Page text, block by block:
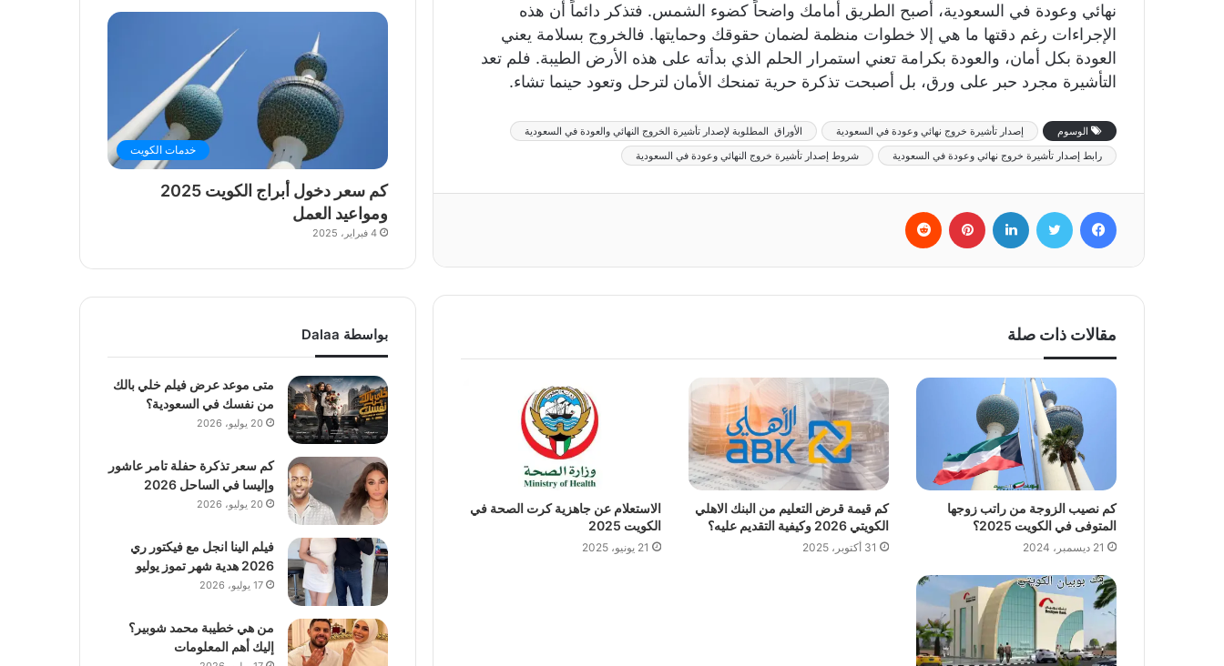
نهائي وعودة في السعودية، أصبح الطريق أمامك واضحاً كضوء الشمس. فتذكر دائماً أن هذه
الإجراءات رغم دقتها ما هي إلا خطوات منظمة لضمان حقوقك وحمايتها. فالخروج بسلامة يعني
العودة بكل أمان، والعودة بكرامة تعني استمرار الحلم الذي بدأته على هذه الأرض الطيبة. فلم تعد
التأشيرة مجرد حبر على ورق، بل أصبحت تذكرة حرية تمنحك الأمان لترحل وتعود حينما تشاء.
الوسوم إصدار تأشيرة خروج نهائي وعودة في السعودية
الأوراق المطلوبة لإصدار تأشيرة الخروج النهائي والعودة في السعودية
رابط إصدار تأشيرة خروج نهائي وعودة في السعودية
شروط إصدار تأشيرة خروج النهائي وعودة في السعودية
مقالات ذات صلة
كم نصيب الزوجة من راتب زوجها
المتوفى في الكويت 2025؟
21 ديسمبر، 2024
كم قيمة قرض التعليم من البنك الاهلي
الكويتي 2026 وكيفية التقديم عليه؟
31 أكتوبر، 2025
الاستعلام عن جاهزية كرت الصحة في
الكويت 2025
21 يونيو، 2025
خدمات الكويت
كم سعر دخول أبراج الكويت 2025
ومواعيد العمل
4 فبراير، 2025
بواسطة Dalaa
متى موعد عرض فيلم خلي بالك
من نفسك في السعودية؟
20 يوليو، 2026
كم سعر تذكرة حفلة تامر عاشور
وإليسا في الساحل 2026
20 يوليو، 2026
فيلم الينا انجل مع فيكتور ري
2026 هدية شهر تموز يوليو
17 يوليو، 2026
من هي خطيبة محمد شوبير؟
إليك أهم المعلومات